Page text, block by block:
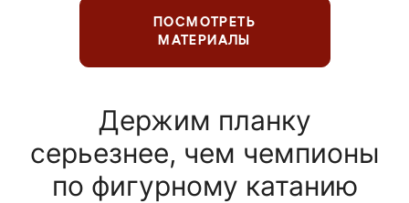
ПОСМОТРЕТЬ
МАТЕРИАЛЫ
Держим планку
серьезнее, чем чемпионы
по фигурному катанию